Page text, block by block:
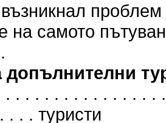
на самото
допълнителни
. . . . . . . . . . . . . . .
. . туристи